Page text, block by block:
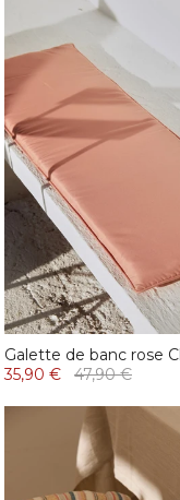
Galette de banc rose
35,90 €
47,90 €